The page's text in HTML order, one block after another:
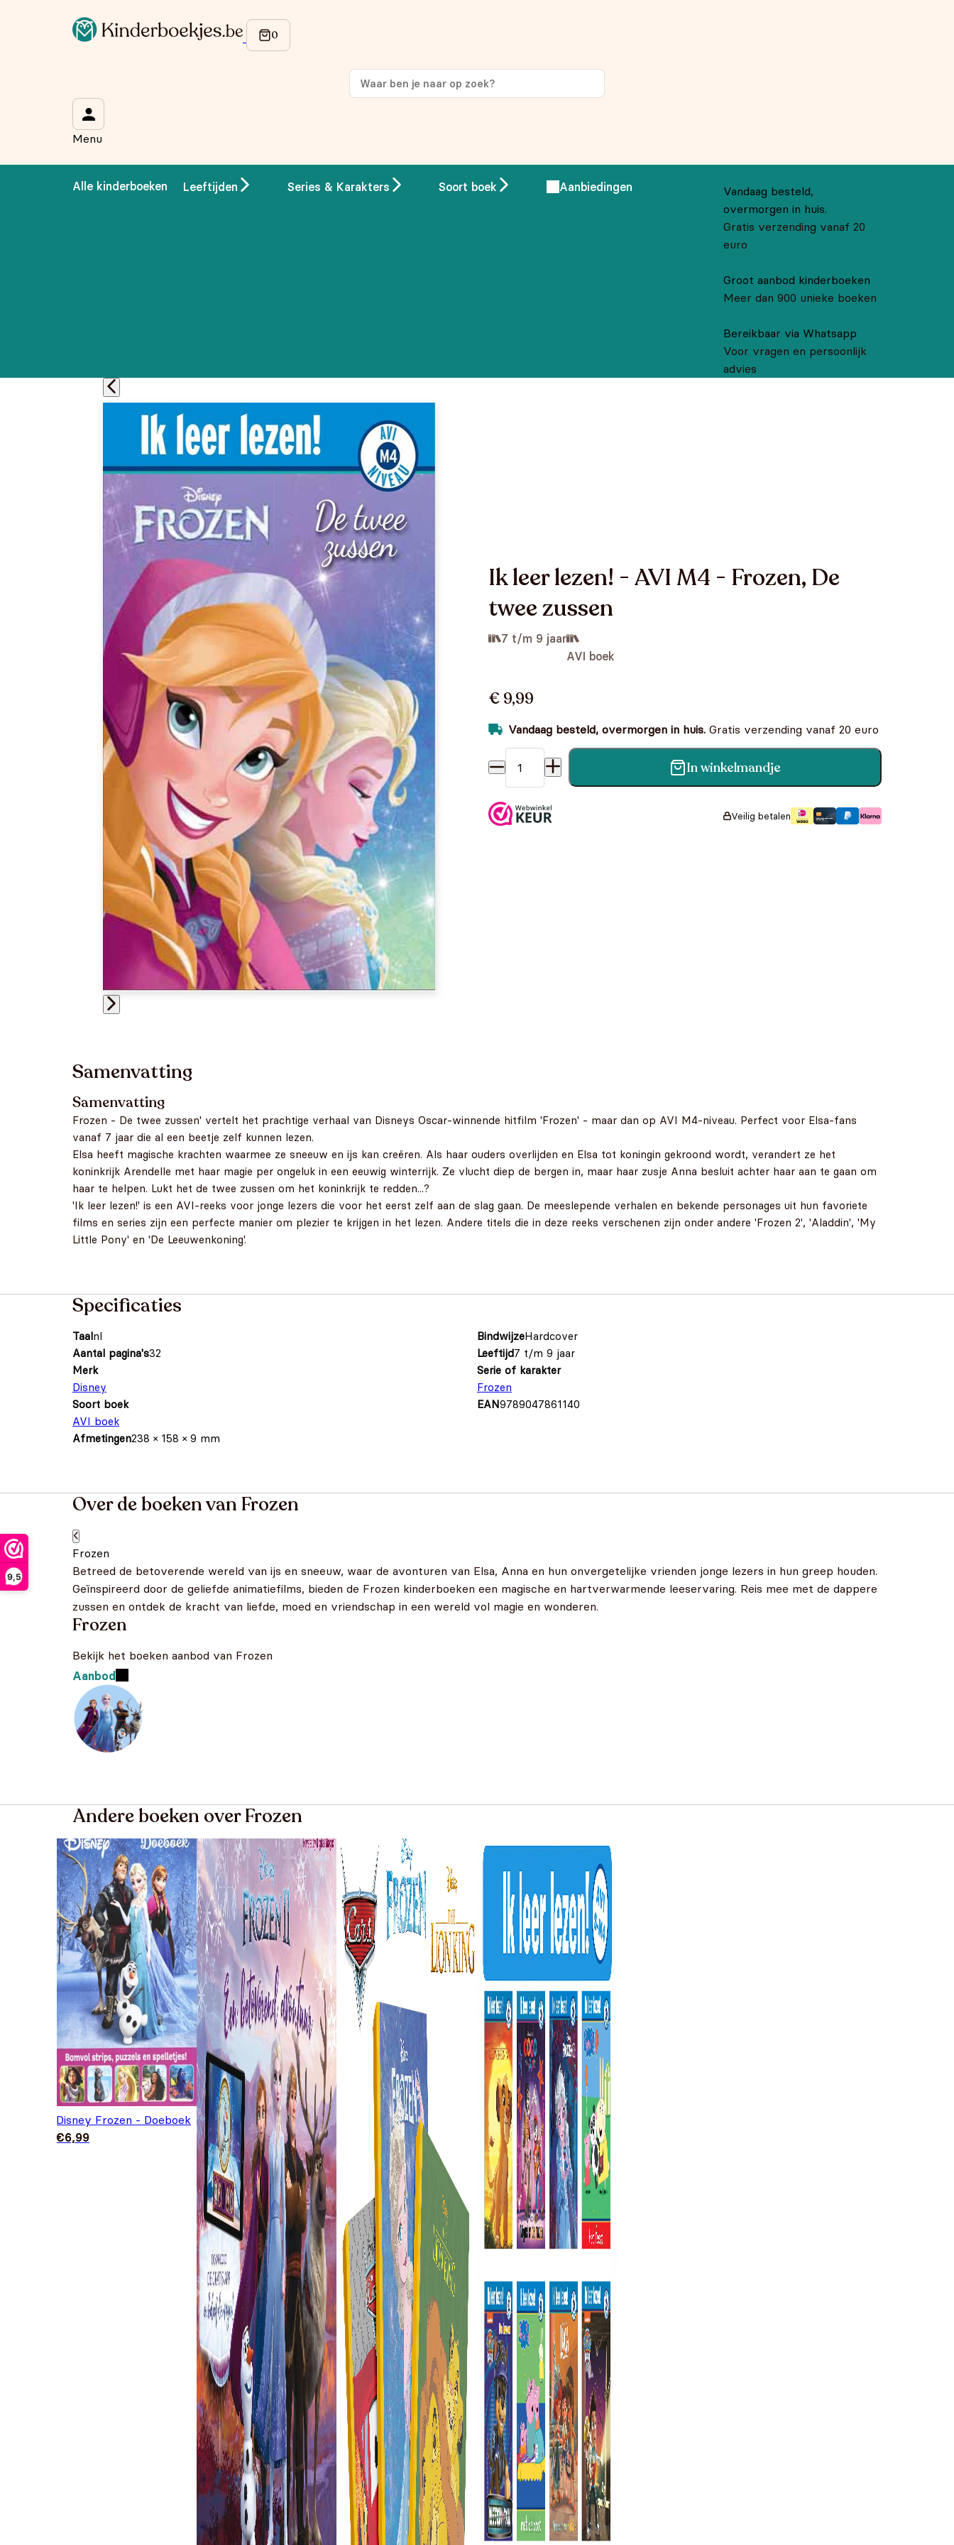
9,5
Menu
Alle kinderboeken Leeftijden Series & Karakters Soort boek Aanbiedingen
Vandaag besteld,
overmorgen in huis.
Gratis verzending vanaf 20
euro
Groot aanbod kinderboeken
Meer dan 900 unieke boeken
Bereikbaar via Whatsapp
Voor vragen en persoonlijk
advies
Ik leer lezen! - AVI M4 - Frozen, De
twee zussen
7 t/m 9 jaar
AVI boek
€ 9,99
Vandaag besteld, overmorgen in huis. Gratis verzending vanaf 20 euro
Ik leer lezen! - AVI M4 - Frozen, De twee zussen aantal
In winkelmandje
Veilig betalen
Samenvatting
Samenvatting
Frozen - De twee zussen' vertelt het prachtige verhaal van Disneys Oscar-winnende hitfilm 'Frozen' - maar dan op AVI M4-niveau. Perfect voor Elsa-fans
vanaf 7 jaar die al een beetje zelf kunnen lezen.
Elsa heeft magische krachten waarmee ze sneeuw en ijs kan creëren. Als haar ouders overlijden en Elsa tot koningin gekroond wordt, verandert ze het
koninkrijk Arendelle met haar magie per ongeluk in een eeuwig winterrijk. Ze vlucht diep de bergen in, maar haar zusje Anna besluit achter haar aan te gaan om
haar te helpen. Lukt het de twee zussen om het koninkrijk te redden...?
'Ik leer lezen!' is een AVI-reeks voor jonge lezers die voor het eerst zelf aan de slag gaan. De meeslepende verhalen en bekende personages uit hun favoriete
films en series zijn een perfecte manier om plezier te krijgen in het lezen. Andere titels die in deze reeks verschenen zijn onder andere 'Frozen 2', 'Aladdin', 'My
Little Pony' en 'De Leeuwenkoning'.
Specificaties
Taalnl BindwijzeHardcover
Aantal pagina's32 Leeftijd7 t/m 9 jaar
Merk
Disney
Serie of karakter
Frozen
Soort boek
AVI boek
EAN9789047861140
Afmetingen238 × 158 × 9 mm
Over de boeken van Frozen
Frozen
Betreed de betoverende wereld van ijs en sneeuw, waar de avonturen van Elsa, Anna en hun onvergetelijke vrienden jonge lezers in hun greep houden.
Geïnspireerd door de geliefde animatiefilms, bieden de Frozen kinderboeken een magische en hartverwarmende leeservaring. Reis mee met de dappere
zussen en ontdek de kracht van liefde, moed en vriendschap in een wereld vol magie en wonderen.
Frozen
Bekijk het boeken aanbod van Frozen
Aanbod
Andere boeken over Frozen
Disney Frozen - Doeboek
€6,99
Op de hoogte blijven van onze acties?
op je eerste aankoop!
Wat is je voornaam?